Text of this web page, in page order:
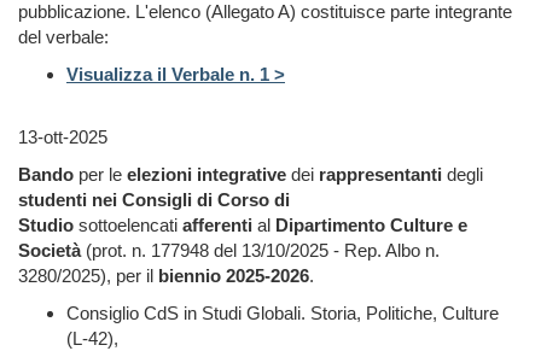
pubblicazione. L'elenco (Allegato A) costituisce parte integrante
del verbale:
Visualizza il Verbale n. 1 >
13-ott-2025
Bando per le elezioni integrative dei rappresentanti degli
studenti nei Consigli di Corso di
Studio sottoelencati afferenti al Dipartimento Culture e
Società(prot. n. 177948 del 13/10/2025 - Rep. Albo n.
3280/2025), per il biennio 2025-2026.
Consiglio CdS in Studi Globali. Storia, Politiche, Culture
(L-42),